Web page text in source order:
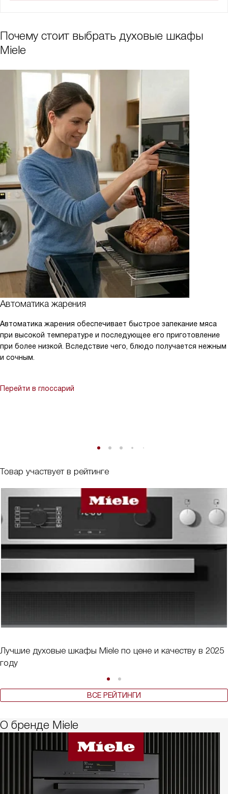
Товар участвует в рейтинге
Лучшие духовые шкафы Miele по цене и качеству в 2025
году
ВСЕ РЕЙТИНГИ
Почему стоит выбрать духовые шкафы
Miele
Автоматика жарения
Автоматика жарения обеспечивает быстрое запекание мяса
при высокой температуре и последующее его приготовление
при более низкой. Вследствие чего, блюдо получается нежным
и сочным.
Перейти в глоссарий
О бренде Miele